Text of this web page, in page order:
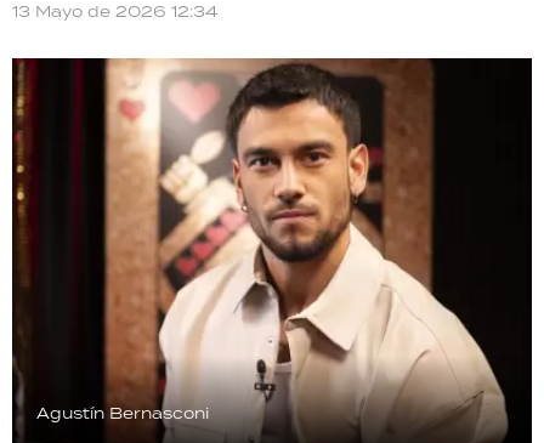
13 Mayo de 2026 12:34
Agustín Bernasconi
TECNOLOGÍA
RECETAS
PALABRAS
HORÓSCOPO
Seguinos